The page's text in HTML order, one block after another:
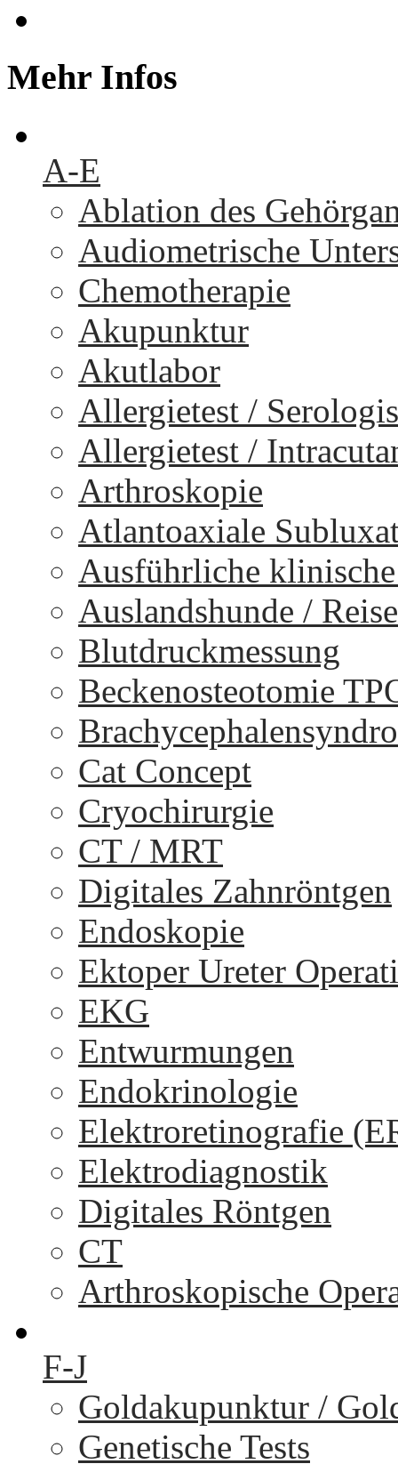
Mehr Infos
A-E
Ablation des
Audiometrische
Chemotherapie
Akupunktur
Akutlabor
Allergietest /
Allergietest /
Arthroskopie
Atlantoaxiale
Ausführliche
Auslandshunde /
Blutdruckmessung
Beckenosteotomie
Cat Concept
Cryochirurgie
CT / MRT
Digitales Zahnröntgen
Endoskopie
Ektoper Ureter
EKG
Entwurmungen
Endokrinologie
Elektroretinografie
Elektrodiagnostik
Digitales Röntgen
CT
Arthroskopische
F-J
Goldakupunktur /
Genetische Tests